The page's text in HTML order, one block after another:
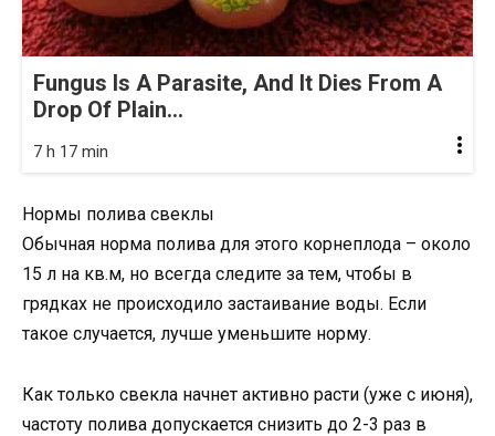
Fungus Is A Parasite, And It Dies From A
Drop Of Plain...
7 h 17 min
Нормы полива свеклы
Обычная норма полива для этого корнеплода – около
15 л на кв.м, но всегда следите за тем, чтобы в
грядках не происходило застаивание воды. Если
такое случается, лучше уменьшите норму.
Как только свекла начнет активно расти (уже с июня),
частоту полива допускается снизить до 2-3 раз в